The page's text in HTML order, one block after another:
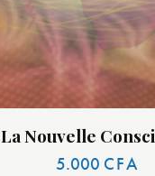
La Nouvelle
5.000 CFA